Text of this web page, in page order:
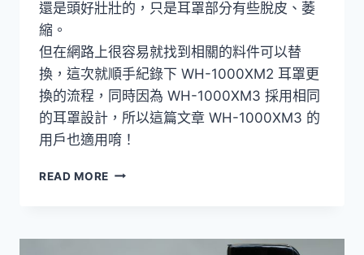
還是頭好壯壯的，只是耳罩部分有些脫皮、萎
縮。
但在網路上很容易就找到相關的料件可以替
換，這次就順手紀錄下 WH-1000XM2 耳罩更
換的流程，同時因為 WH-1000XM3 採用相同
的耳罩設計，所以這篇文章 WH-1000XM3 的
用戶也適用唷！
READ MORE [動
WH-